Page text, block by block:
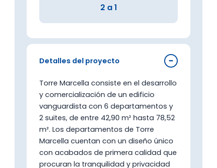
2 a 1
Detalles del proyecto
Torre Marcella consiste en el desarrollo
y comercialización de un edificio
vanguardista con 6 departamentos y
2 suites, de entre 42,90 m² hasta 78,52
m². Los departamentos de Torre
Marcella cuentan con un diseño único
con acabados de primera calidad que
procuran la tranquilidad y privacidad